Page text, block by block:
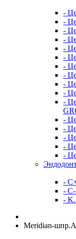
-
-
-
-
-
-
-
-
-
-
-
-
-
-
-
-
-
-
-
Meridian-